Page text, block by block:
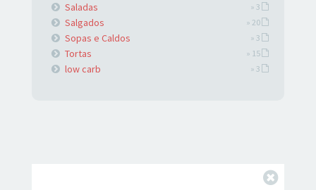
Saladas » 3
Salgados » 20
Sopas e Caldos » 3
Tortas » 15
low carb » 3